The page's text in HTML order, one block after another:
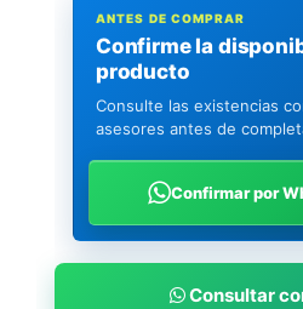
ANTES DE COMPRAR
Confirme la
producto
Consulte las existencias
asesores antes de
Confirmar por
Consultar